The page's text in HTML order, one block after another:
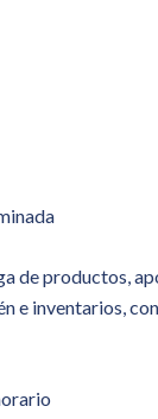
de productos,
e inventarios,